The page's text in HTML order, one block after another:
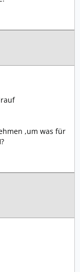
,um was für